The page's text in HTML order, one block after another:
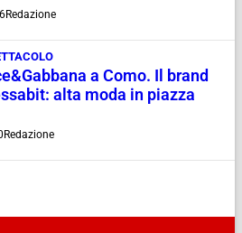
Redazione
a Como. Il brand
alta moda in piazza
Redazione